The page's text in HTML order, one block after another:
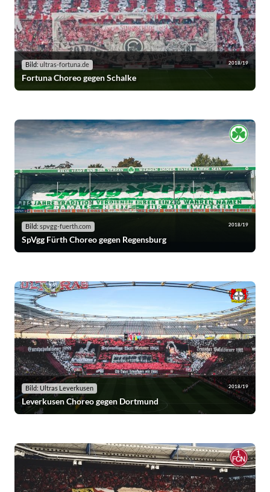
Bild: ultras-fortuna.de 2018/19
Fortuna Choreo gegen Schalke
Bild: spvgg-fuerth.com 2018/19
SpVgg Fürth Choreo gegen Regensburg
Bild: Ultras Leverkusen 2018/19
Leverkusen Choreo gegen Dortmund